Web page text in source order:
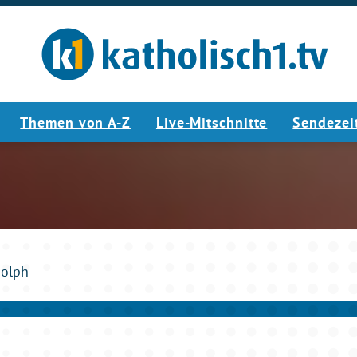
Themen von A-Z Live-Mitschnitte